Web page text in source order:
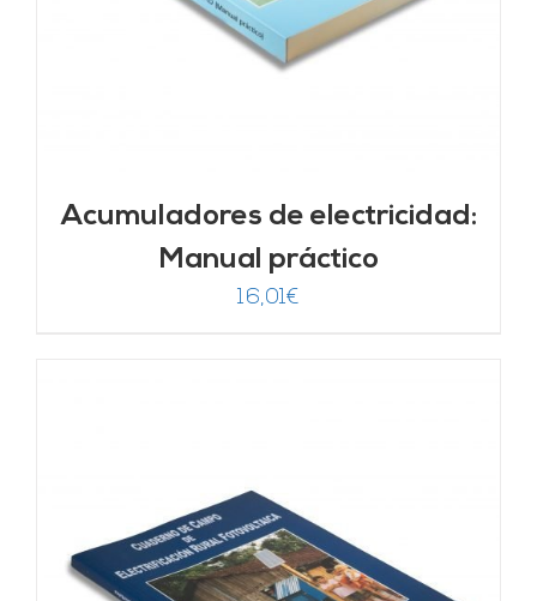
Acumuladores de electricidad:
Manual práctico
16,01€